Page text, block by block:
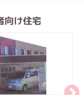
向け住宅